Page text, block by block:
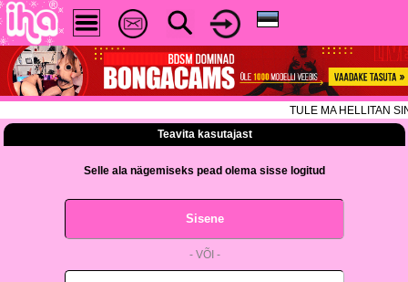
TULE MA HELLITAN
Teavita kasutajast
Selle ala nägemiseks pead olema sisse logitud
Sisene
- VÕI -